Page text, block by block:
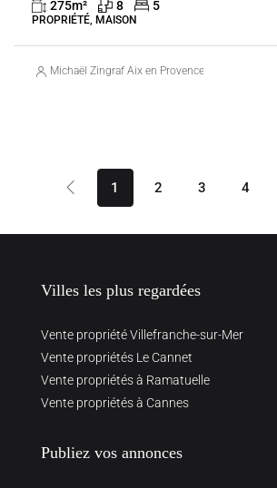
275m² 8 5
PROPRIÉTÉ, MAISON
Michaël Zingraf Aix en Provence
1 2 3 4
Villes les plus regardées
Vente propriété Villefranche-sur-Mer
Vente propriétés Le Cannet
Vente propriétés à Ramatuelle
Vente propriétés à Cannes
Publiez vos annonces